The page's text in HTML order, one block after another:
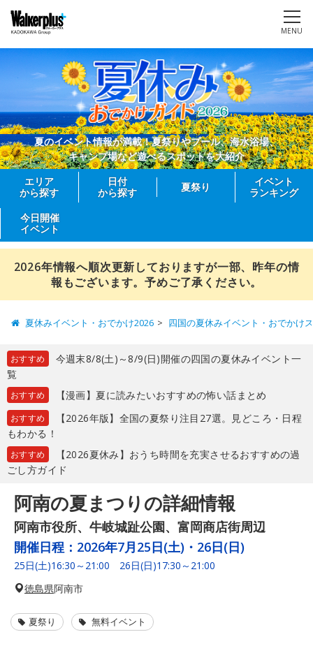
MENU
夏のイベント情報が満載！夏祭りやプール、海水浴場、
キャンプ場など遊べるスポットを大紹介
エリア
から探す
日付
から探す
夏祭り
イベント
ランキング
今日開催
イベント
2026年情報へ順次更新しておりますが一部、昨年の情
報もございます。予めご了承ください。
夏休みイベント・おでかけ2026 四国の夏休みイベント・おでかけ
おすすめ
今週末8/8(土)～8/9(日)開催の四国の夏休みイベント一
覧
おすすめ 【漫画】夏に読みたいおすすめの怖い話まとめ
おすすめ
【2026年版】全国の夏祭り注目27選。見どころ・日程
もわかる！
おすすめ
【2026夏休み】おうち時間を充実させるおすすめの過
ごし方ガイド
阿南の夏まつりの詳細情報
阿南市役所、牛岐城趾公園、富岡商店街周辺
開催日程： 2026年7月25日(土)・26日(日)
25日(土)16:30～21:00 26日(日)17:30～21:00
徳島県阿南市
夏祭り 無料イベント